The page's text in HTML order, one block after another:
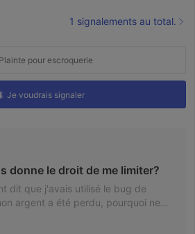
1 signalements au total.
Plainte pour escroquerie
Je voudrais signaler
dit que j'avais utilisé le bug de
argent a été perdu, pourquoi ne